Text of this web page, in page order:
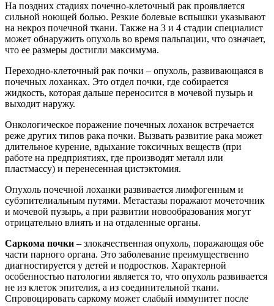
На поздних стадиях почечно-клеточный рак проявляется
сильной ноющей болью. Резкие болевые вспышки указывают
на некроз почечной ткани. Также на 3 и 4 стадии специалист
может обнаружить опухоль во время пальпации, что означает,
что ее размеры достигли максимума.
Переходно-клеточный рак почки – опухоль, развивающаяся в
почечных лоханках. Это отдел почки, где собирается
жидкость, которая дальше переносится в мочевой пузырь и
выходит наружу.
Онкологическое поражение почечных лоханок встречается
реже других типов рака почки. Вызвать развитие рака может
длительное курение, вдыхание токсичных веществ (при
работе на предприятиях, где производят металл или
пластмассу) и перенесенная цистэктомия.
Опухоль почечной лоханки развивается лимфогенным и
субэпителиальным путями. Метастазы поражают мочеточник
и мочевой пузырь, а при развитии новообразования могут
отрицательно влиять и на отдаленные органы.
Саркома почки – злокачественная опухоль, поражающая обе
части парного органа. Это заболевание преимущественно
диагностируется у детей и подростков. Характерной
особенностью патологии является то, что опухоль развивается
не из клеток эпителия, а из соединительной ткани.
Спровоцировать саркому может слабый иммунитет после